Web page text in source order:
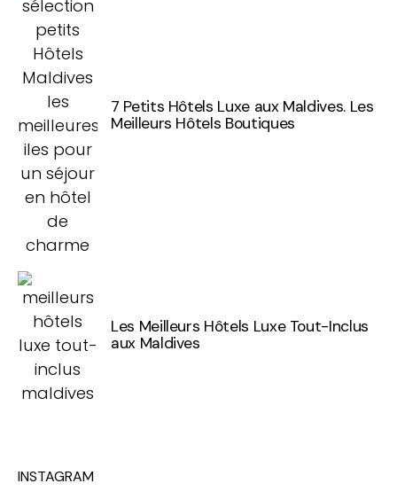
7 Petits Hôtels Luxe aux Maldives. Les
Meilleurs Hôtels Boutiques
Les Meilleurs Hôtels Luxe Tout-Inclus
aux Maldives
INSTAGRAM